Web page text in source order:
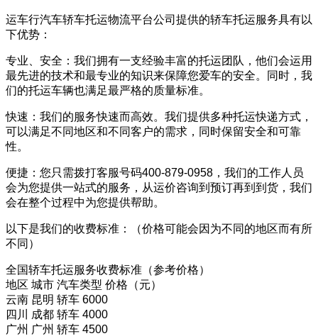
运车行汽车轿车托运物流平台公司提供的轿车托运服务具有以
下优势：
专业、安全：我们拥有一支经验丰富的托运团队，他们会运用
最先进的技术和最专业的知识来保障您爱车的安全。同时，我
们的托运车辆也满足最严格的质量标准。
快速：我们的服务快速而高效。我们提供多种托运快递方式，
可以满足不同地区和不同客户的需求，同时保留安全和可靠
性。
便捷：您只需拨打客服号码400-879-0958，我们的工作人员
会为您提供一站式的服务，从运价咨询到预订再到到货，我们
会在整个过程中为您提供帮助。
以下是我们的收费标准：（价格可能会因为不同的地区而有所
不同）
全国轿车托运服务收费标准（参考价格）
地区 城市 汽车类型 价格（元）
云南 昆明 轿车 6000
四川 成都 轿车 4000
广州 广州 轿车 4500